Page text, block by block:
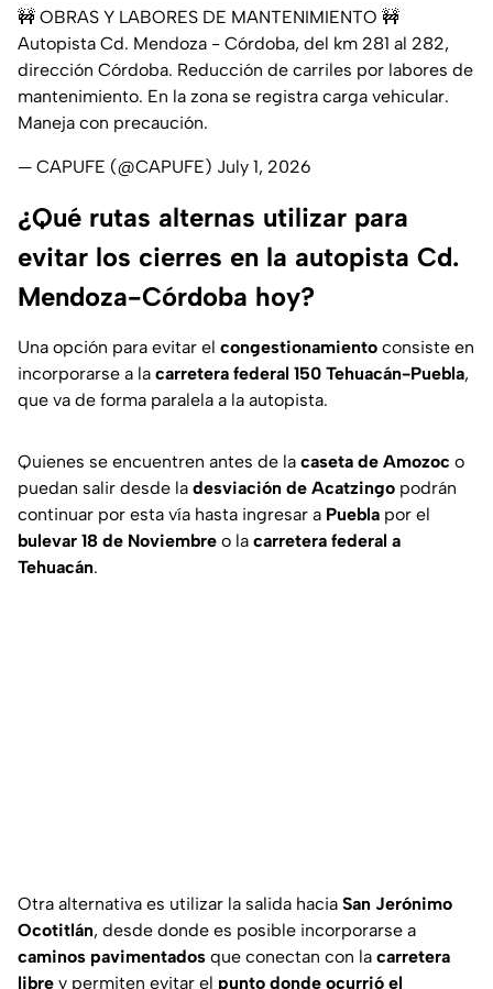
🚧 OBRAS Y LABORES DE MANTENIMIENTO 🚧
Autopista Cd. Mendoza - Córdoba, del km 281 al 282,
dirección Córdoba. Reducción de carriles por labores de
mantenimiento. En la zona se registra carga vehicular.
Maneja con precaución.
— CAPUFE (@CAPUFE) July 1, 2026
¿Qué rutas alternas utilizar para
evitar los cierres en la autopista Cd.
Mendoza-Córdoba hoy?
Una opción para evitar el congestionamiento consiste en
incorporarse a la carretera federal 150 Tehuacán-Puebla,
que va de forma paralela a la autopista.
Quienes se encuentren antes de la caseta de Amozoc o
puedan salir desde la desviación de Acatzingo podrán
continuar por esta vía hasta ingresar a Puebla por el
bulevar 18 de Noviembre o la carretera federal a
Tehuacán.
Otra alternativa es utilizar la salida hacia San Jerónimo
Ocotitlán, desde donde es posible incorporarse a
caminos pavimentados que conectan con la carretera
libre y permiten evitar el punto donde ocurrió el